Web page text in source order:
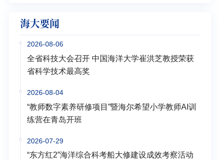
海大要闻
2026-08-06
全省科技大会召开 中国海洋大学崔洪芝教授荣获
省科学技术最高奖
2026-08-04
“教师数字素养研修项目”暨海尔希望小学教师AI训
练营在青岛开班
2026-07-29
“东方红2”海洋综合科考船大修建设成效考察活动